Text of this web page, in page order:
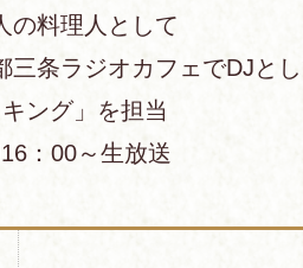
の料理人として
三条ラジオカフェでDJと
ング」を担当
：00～生放送